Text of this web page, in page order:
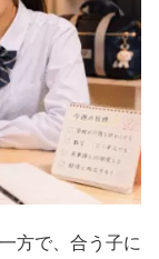
方で、合う子に